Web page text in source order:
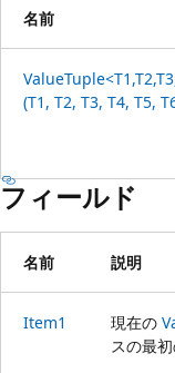
名前
(T1, T2, T3, T4, T5,
フィールド
名前 説明
Item1 現在の
スの最